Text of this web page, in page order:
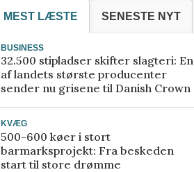
MEST LÆSTE SENESTE NYT
BUSINESS
32.500 stipladser skifter slagteri: En
af landets største producenter
sender nu grisene til Danish Crown
KVÆG
500-600 køer i stort
barmarksprojekt: Fra beskeden
start til store drømme